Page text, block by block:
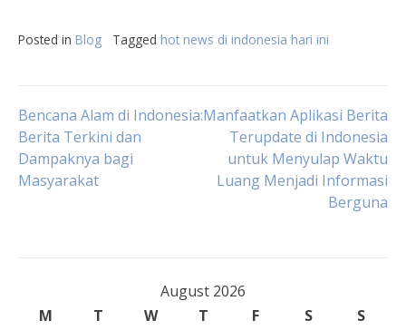
Posted in Blog Tagged hot news di indonesia hari ini
Post
navigation
Bencana Alam di Indonesia:
Berita Terkini dan
Dampaknya bagi
Masyarakat
Manfaatkan Aplikasi Berita
Terupdate di Indonesia
untuk Menyulap Waktu
Luang Menjadi Informasi
Berguna
August 2026
M
T W T F S
S